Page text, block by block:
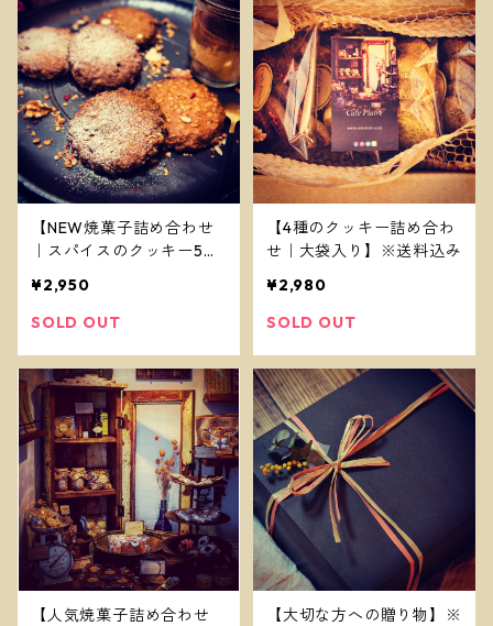
【NEW焼菓子詰め合わせ
｜スパイスのクッキー5袋
グ代込み
¥2,950
SOLD OUT
【4種のクッキー詰め合わ
せ｜大袋入り】※送料込み
¥2,980
SOLD OUT
【人気焼菓子詰め合わせ
【大切な方への贈り物】※